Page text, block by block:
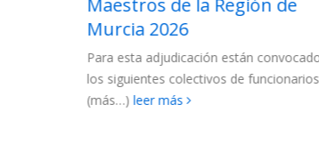
leer más